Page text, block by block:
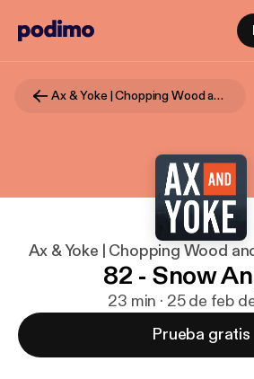
Ax & Yoke | Chopping Wood and Carrying Water
Ax & Yoke | Chopping Wood
82 - Snow
23 min · 25 de feb
Prueba gratis